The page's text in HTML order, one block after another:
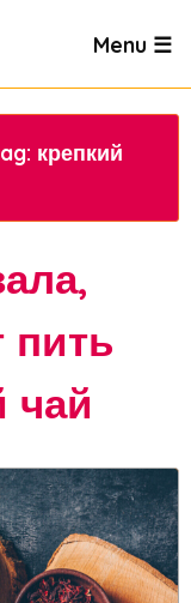
Menu ☰
крепкий
пить
чай